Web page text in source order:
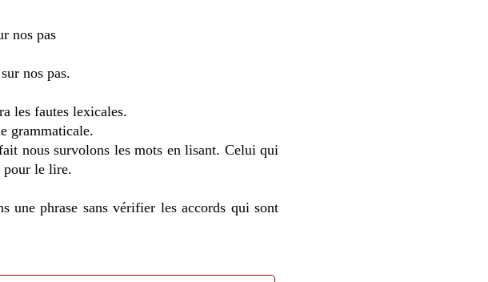
nos pas
nos pas.
les fautes lexicales.
grammaticale.
nous survolons les mots en lisant. Celui qui
pour le lire.
une phrase sans vérifier les accords qui sont